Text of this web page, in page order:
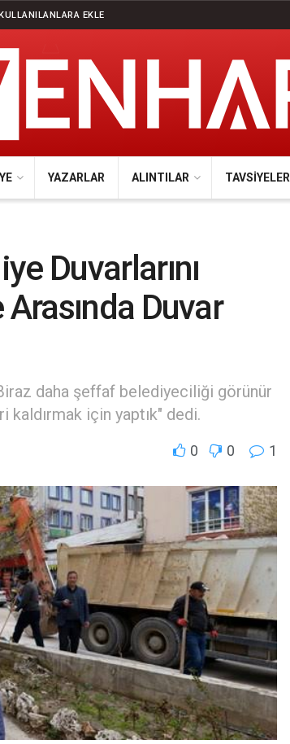
EKLE
YAZARLAR ALINTILAR TAVSIYELER
Duvarlarını
Arasında Duvar
daha şeffaf belediyeciliği görünür
kaldırmak için yaptık" dedi.
0 0 1